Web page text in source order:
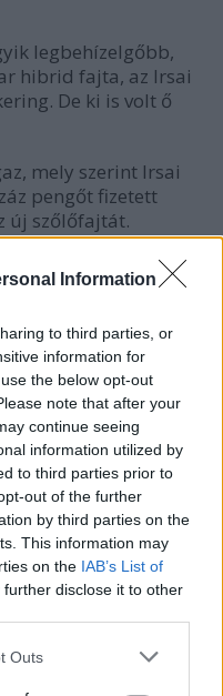
Information
to third parties, or
information for
the below opt-out
note that after your
continue seeing
information utilized by
to third parties prior to
out of the further
by third parties on the
This information may
on the IAB’s List of
further disclose it to other
one or more Google
Outs
legbehízelgőbb,
hibrid fajta, az Irsai
De ki is volt ő
mely szerint Irsai
pengőt fizetett
új szőlőfajtát.
Kocsis Pál
egy Irsai Olivér
hogy Bohn József, a
is foglalkozó
, Irsai Olivérről
Pál – az Irsai
Irsai M.
annak újszülött
fajtát.